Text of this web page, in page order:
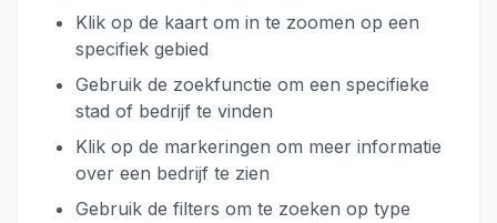
Klik op de kaart om in te zoomen op een
specifiek gebied
Gebruik de zoekfunctie om een specifieke
stad of bedrijf te vinden
Klik op de markeringen om meer informatie
over een bedrijf te zien
Gebruik de filters om te zoeken op type